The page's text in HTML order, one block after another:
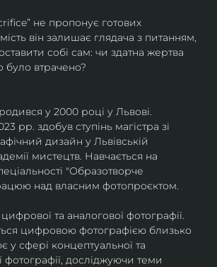
не пропонує готових
він залишає глядача з питанням,
собі сам: чи здатна жертва
було втрачено?
у 2000 році у Львові.
рр. здобув ступінь магістра зі
дизайн у Львівській
мистецтв. Навчається на
"Образотворче
над власним фотопроєктом.
та аналогової фотографії.
цифровою фотографією близько
у сфері концептуальної та
фотографії, досліджуючи теми